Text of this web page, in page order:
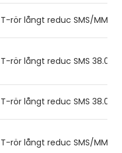
T-rör långt reduc SMS/MM
T-rör långt reduc SMS
T-rör långt reduc SMS
T-rör långt reduc SMS/MM